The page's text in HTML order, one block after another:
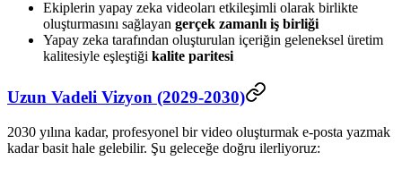
Ekiplerin yapay zeka videoları etkileşimli olarak birlikte
oluşturmasını sağlayan gerçek zamanlı iş birliği
Yapay zeka tarafından oluşturulan içeriğin geleneksel üretim
kalitesiyle eşleştiği kalite paritesi
Uzun Vadeli Vizyon (2029-2030)
2030 yılına kadar, profesyonel bir video oluşturmak e-posta yazmak
kadar basit hale gelebilir. Şu geleceğe doğru ilerliyoruz: